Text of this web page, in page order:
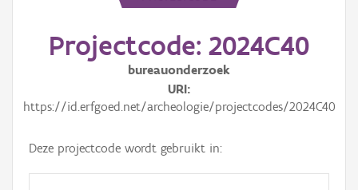
Projectcode: 2024C40
bureauonderzoek
URI
https://id.erfgoed.net/archeologie/projectcodes/2024C40
Deze projectcode wordt gebruikt in: